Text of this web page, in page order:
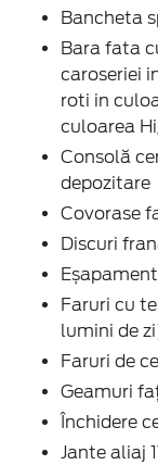
Bancheta
Bara fata
caroseriei
roti in
culoarea
Consolă
depozitare
Covorase
Discuri
Faruri cu
lumini de
Faruri de
Geamuri
Închidere
Jante aliaj